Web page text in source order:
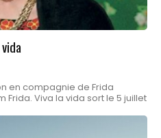
en compagnie de Frida
Frida. Viva la vida sort le 5 juillet